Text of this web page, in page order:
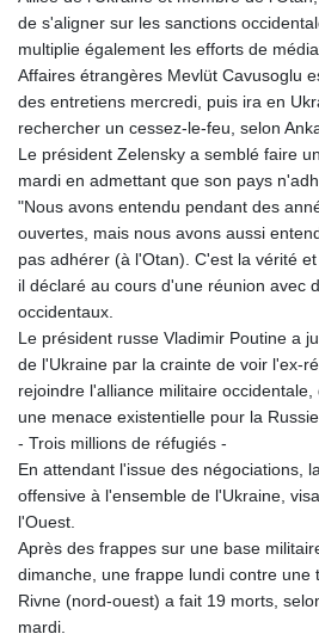
de s'aligner sur les sanctions
multiplie également les efforts de
Affaires étrangères Mevlüt Cavusoglu
des entretiens mercredi, puis ira en
rechercher un cessez-le-feu, selon
Le président Zelensky a semblé faire
mardi en admettant que son pays
"Nous avons entendu pendant des
ouvertes, mais nous avons aussi
pas adhérer (à l'Otan). C'est la vérité
il déclaré au cours d'une réunion avec
occidentaux.
Le président russe Vladimir Poutine a
de l'Ukraine par la crainte de voir l'ex-
rejoindre l'alliance militaire
une menace existentielle pour la Russie.
- Trois millions de réfugiés -
En attendant l'issue des négociations,
offensive à l'ensemble de l'Ukraine,
l'Ouest.
Après des frappes sur une base
dimanche, une frappe lundi contre une
Rivne (nord-ouest) a fait 19 morts,
mardi.